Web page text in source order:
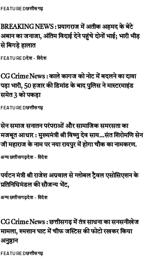
FEATUREDछत्तीसगढ़
BREAKING NEWS : प्रयागराज में अतीक अहमद के बेटे
अबान का जनाजा, अंतिम विदाई देने पहुंचे दोनों भाई; भारी भीड़
से बिगड़े हालात
FEATUREDदेश - विदेश
CG Crime News : काले कागज को नोट में बदलने का दावा
पड़ा भारी, 50 हजार की डिमांड के बाद पुलिस ने मास्टरमाइंड
समेत 3 को पकड़ा
FEATUREDछत्तीसगढ़
सेन समाज सनातन परंपराओं और सामाजिक समरसता का
मजबूत आधार : मुख्यमंत्री श्री विष्णु देव साय…संत शिरोमणि सेन
जी महाराज के नाम पर नया रायपुर में होगा चौक का नामकरण.
अन्यछत्तीसगढ़देश - विदेश
पर्यटन मंत्री श्री राजेश अग्रवाल से ग्लोबल ट्रैवल एसोसिएशन के
प्रतिनिधिमंडल की सौजन्य भेंट,
अन्यछत्तीसगढ़देश - विदेश
CG Crime News : छत्तीसगढ़ में तंत्र साधना का सनसनीखेज
मामला, श्मशान घाट में चीफ जस्टिस की फोटो रखकर किया
अनुष्ठान
FEATUREDछत्तीसगढ़